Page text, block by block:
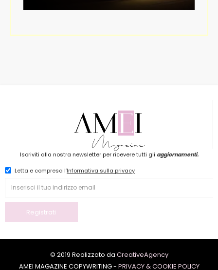
Iscriviti alla nostra newsletter per ricevere tutti gli aggiornamenti.
Letta e compresa l’Informativa sulla privacy
© 2019 Realizzato da CreativeAgency
AMEI MAGAZINE COPYWRITING - PRIVACY & COOKIE POLICY